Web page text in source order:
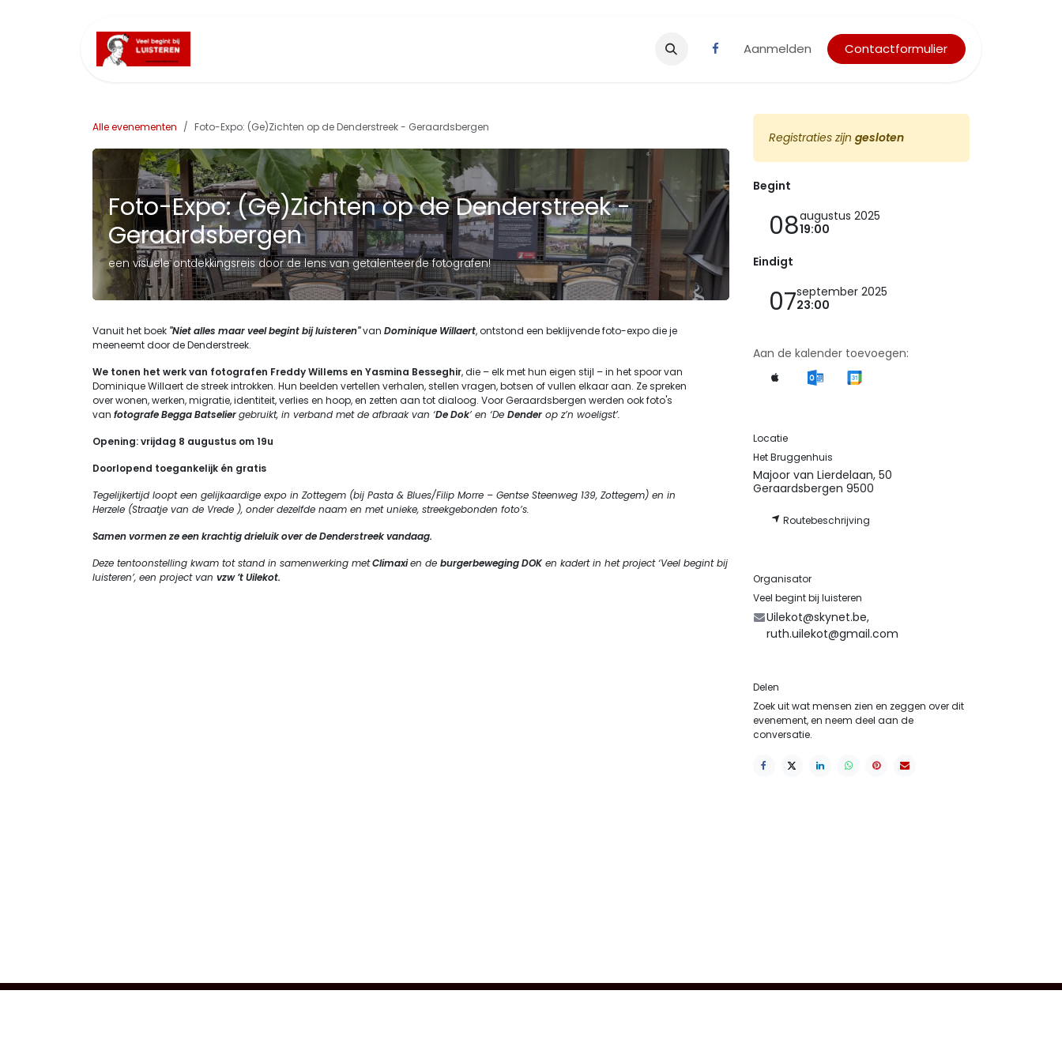
Aanmelden Contactformulier
Alle evenementen Foto-Expo: (Ge)Zichten op de Denderstreek - Geraardsbergen
Foto-Expo: (Ge)Zichten op de Denderstreek -
Geraardsbergen
een visuele ontdekkingsreis door de lens van getalenteerde fotografen!
Vanuit het boek "Niet alles maar veel begint bij luisteren"van Dominique Willaert, ontstond een beklijvende foto-expo die je
meeneemt door de Denderstreek.
We tonen het werk van fotografen Freddy Willems en Yasmina Besseghir, die – elk met hun eigen stijl – in het spoor van
Dominique Willaert de streek introkken. Hun beelden vertellen verhalen, stellen vragen, botsen of vullen elkaar aan. Ze spreken
over wonen, werken, migratie, identiteit, verlies en hoop, en zetten aan tot dialoog. Voor Geraardsbergen werden ook foto's
van fotografe Begga Batseliergebruikt, in verband met de afbraak van ‘De Dok’ en ‘De Dender op z’n woeligst’.
Opening: vrijdag 8 augustus om 19u
Doorlopend toegankelijk én gratis
Tegelijkertijd loopt een gelijkaardige expo in Zottegem (bij Pasta & Blues/Filip Morre – Gentse Steenweg 139, Zottegem) en in
Herzele (Straatje van de Vrede ), onder dezelfde naam en met unieke, streekgebonden foto’s.
Samen vormen ze een krachtig drieluik over de Denderstreek vandaag.
Deze tentoonstelling kwam tot stand in samenwerking metClimaxien de burgerbeweging DOKen kadert in het project ‘Veel begint bij
luisteren’, een project van vzw ’t Uilekot.
Registraties zijn gesloten
Begint
08augustus 2025
19:00
Eindigt
07september 2025
23:00
Aan de kalender toevoegen:
Locatie
Het Bruggenhuis
Majoor van Lierdelaan, 50
Geraardsbergen 9500
Routebeschrijving
Organisator
Veel begint bij luisteren
Uilekot@skynet.be,
ruth.uilekot@gmail.com
Delen
Zoek uit wat mensen zien en zeggen over dit
evenement, en neem deel aan de
conversatie.